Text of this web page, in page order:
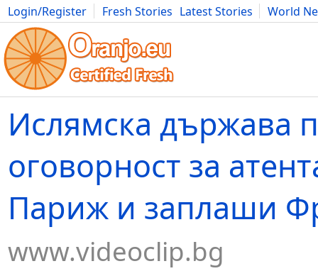
Login/Register Fresh Stories Latest Stories
World
Movies Anime Music Art Cars Advice Science
Ислямска държава
оговорност за
Париж и заплаши
www.videoclip.bg